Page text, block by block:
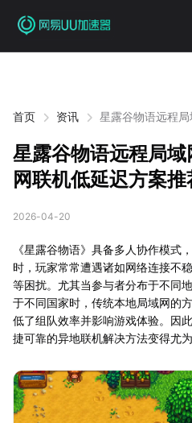
首页 资讯
星露谷物语远程
星露谷物语远程局
网联机低延迟方案推
2026-04-20
《星露谷物语》具备多人协作模式
时，玩家常常遭遇诸如网络连接不
等困扰。尤其当参与者分布于不同
于不同国家时，传统本地局域网的
低了组队效率并影响游戏体验。因
捷可靠的异地联机解决方法变得尤为